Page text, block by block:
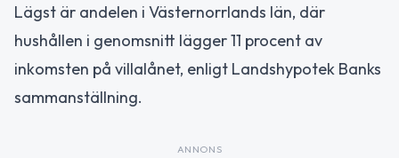
Lägst är andelen i Västernorrlands län, där
hushållen i genomsnitt lägger 11 procent av
inkomsten på villalånet, enligt Landshypotek Banks
sammanställning.
ANNONS